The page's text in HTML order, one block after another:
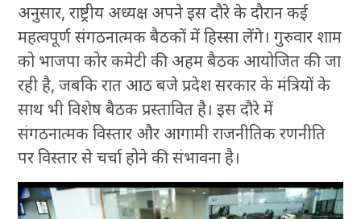
अनुसार, राष्ट्रीय अध्यक्ष अपने इस दौरे के दौरान कई
महत्वपूर्ण संगठनात्मक बैठकों में हिस्सा लेंगे। गुरुवार शाम
को भाजपा कोर कमेटी की अहम बैठक आयोजित की जा
रही है, जबकि रात आठ बजे प्रदेश सरकार के मंत्रियों के
साथ भी विशेष बैठक प्रस्तावित है। इस दौरे में
संगठनात्मक विस्तार और आगामी राजनीतिक रणनीति
पर विस्तार से चर्चा होने की संभावना है।